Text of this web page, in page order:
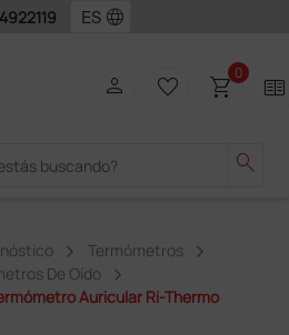
language
search
person favorite_border shopping_cart0 two_pager
Termómetros
De Oído
Auricular Ri-Thermo